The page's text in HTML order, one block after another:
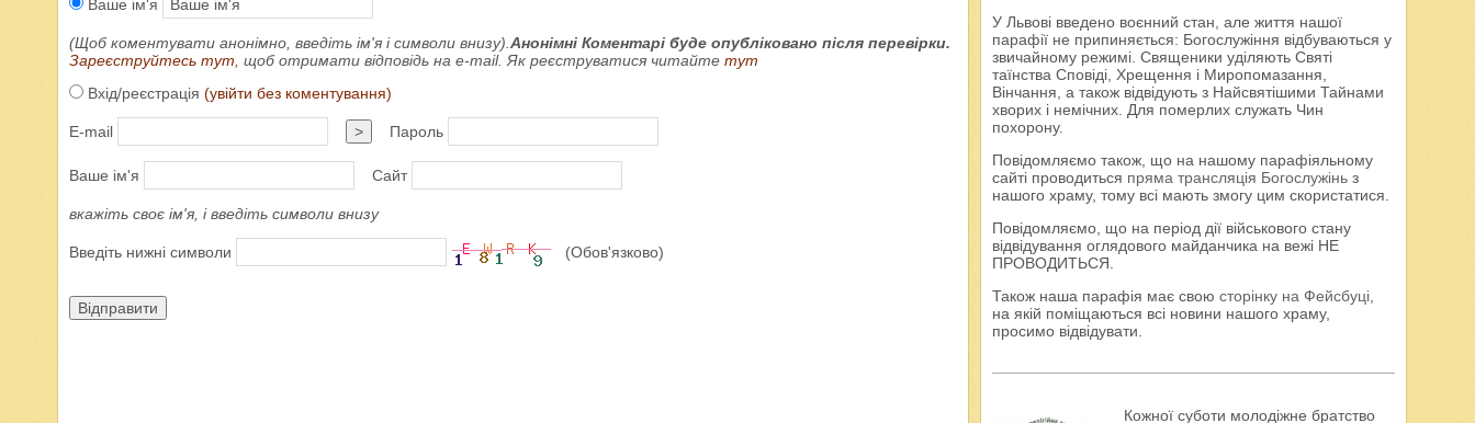
Ваше ім'я
(Щоб коментувати анонімно, введіть ім'я і символи внизу).Анонімні Коментарі буде опубліковано після перевірки.
Зареєструйтесь тут, щоб отримати відповідь на e-mail. Як реєструватися читайте тут
Вхід/реєстрація (увійти без коментування)
E-mail > Пароль
Ваше ім'я Сайт
вкажіть своє ім'я, і введіть символи внизу
Введіть нижні символи (Обов'язково)
Відправити
У Львові введено воєнний стан, але життя нашої
парафії не припиняється: Богослужіння відбуваються у
звичайному режимі. Священики уділяють Святі
таїнства Сповіді, Хрещення і Миропомазання,
Вінчання, а також відвідують з Найсвятішими Тайнами
хворих і немічних. Для померлих служать Чин
похорону.
Повідомляємо також, що на нашому парафіяльному
сайті проводиться пряма трансляція Богослужіньз
нашого храму, тому всі мають змогу цим скористатися.
Повідомляємо, що на період дії військового стану
відвідування оглядового майданчика на вежі НЕ
ПРОВОДИТЬСЯ.
Також наша парафія має свою сторінку на Фейсбуці,
на якій поміщаються всі новини нашого храму,
просимо відвідувати.
Кожної суботи молодіжне братство